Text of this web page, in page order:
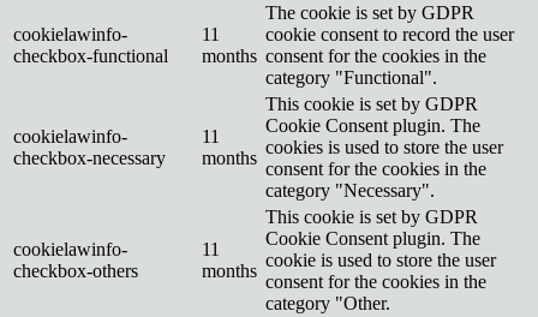
cookielawinfo-
checkbox-functional
11
months
The cookie is set by GDPR
cookie consent to record the user
consent for the cookies in the
category "Functional".
cookielawinfo-
checkbox-necessary
11
months
This cookie is set by GDPR
Cookie Consent plugin. The
cookies is used to store the user
consent for the cookies in the
category "Necessary".
cookielawinfo-
checkbox-others
11
months
This cookie is set by GDPR
Cookie Consent plugin. The
cookie is used to store the user
consent for the cookies in the
category "Other.